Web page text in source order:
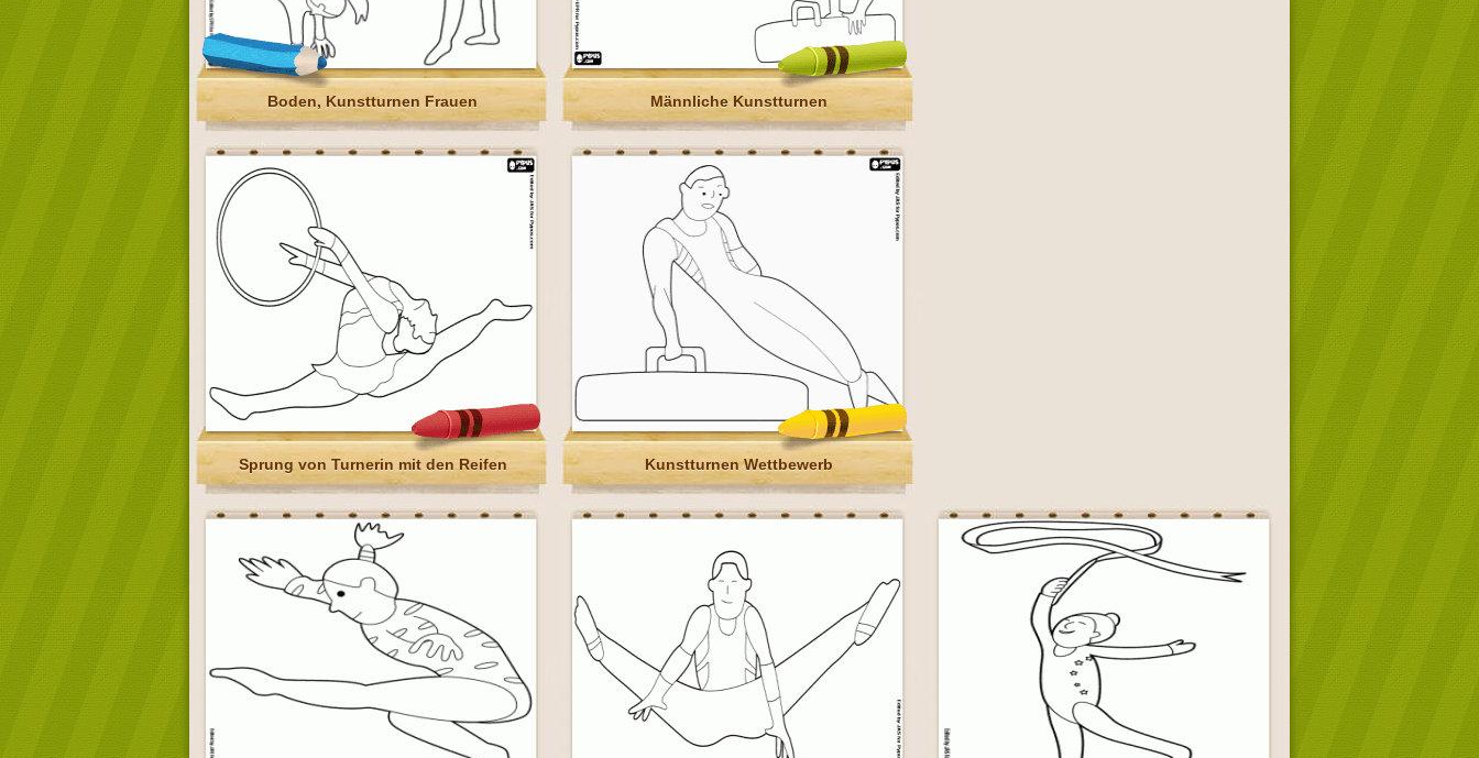
Boden, Kunstturnen Frauen Männliche Kunstturnen
Sprung von Turnerin mit den Reifen Kunstturnen Wettbewerb